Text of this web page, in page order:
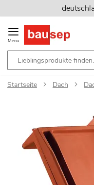
Inhalt
springen
Menu
Startseite Dach
Bildgalerie
springen